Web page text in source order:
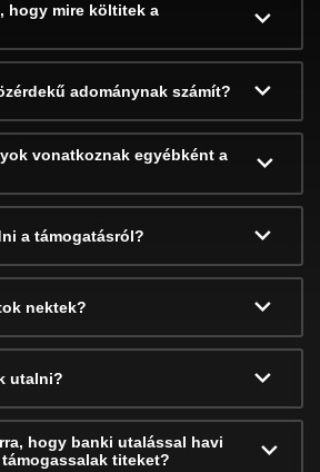
hogy mire költitek a
adománynak számít?
vonatkoznak egyébként a
a támogatásról?
nektek?
utalni?
hogy banki utalással havi
titeket?